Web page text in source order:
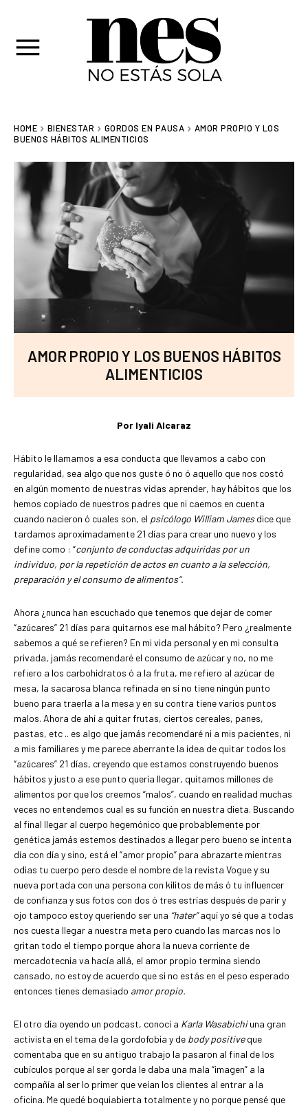
HOME BIENESTAR GORDOS EN PAUSA
AMOR PROPIO Y LOS
BUENOS HÁBITOS ALIMENTICIOS
AMOR PROPIO Y LOS BUENOS HÁBITOS
ALIMENTICIOS
Por Iyali Alcaraz
Hábito le llamamos a esa conducta que llevamos a cabo con
regularidad, sea algo que nos guste ó no ó aquello que nos costó
en algún momento de nuestras vidas aprender, hay hábitos que los
hemos copiado de nuestros padres que ni caemos en cuenta
cuando nacieron ó cuales son, el psicólogo William Jamesdice que
tardamos aproximadamente 21 días para crear uno nuevo y los
define como : “conjunto de conductas adquiridas por un
individuo, por la repetición de actos en cuanto a la selección,
preparación y el consumo de alimentos“.
Ahora ¿nunca han escuchado que tenemos que dejar de comer
“azúcares” 21 días para quitarnos ese mal hábito? Pero ¿realmente
sabemos a qué se refieren? En mi vida personal y en mi consulta
privada, jamás recomendaré el consumo de azúcar y no, no me
refiero a los carbohidratos ó a la fruta, me refiero al azúcar de
mesa, la sacarosa blanca refinada en sí no tiene ningún punto
bueno para traerla a la mesa y en su contra tiene varios puntos
malos. Ahora de ahí a quitar frutas, ciertos cereales, panes,
pastas, etc .. es algo que jamás recomendaré ni a mis pacientes, ni
a mis familiares y me parece aberrante la idea de quitar todos los
“azúcares” 21 días, creyendo que estamos construyendo buenos
hábitos y justo a ese punto quería llegar, quitamos millones de
alimentos por que los creemos “malos”, cuando en realidad muchas
veces no entendemos cual es su función en nuestra dieta. Buscando
al final llegar al cuerpo hegemónico que probablemente por
genética jamás estemos destinados a llegar pero bueno se intenta
día con día y sino, está el “amor propio” para abrazarte mientras
odias tu cuerpo pero desde el nombre de la revista Vogue y su
nueva portada con una persona con kilitos de más ó tu influencer
de confianza y sus fotos con dos ó tres estrías después de parir y
ojo tampoco estoy queriendo ser una “hater”aquí yo sé que a todas
nos cuesta llegar a nuestra meta pero cuando las marcas nos lo
gritan todo el tiempo porque ahora la nueva corriente de
mercadotecnia va hacía allá, el amor propio termina siendo
cansado, no estoy de acuerdo que si no estás en el peso esperado
entonces tienes demasiado amor propio.
El otro día oyendo un podcast, conocí a Karla Wasabichiuna gran
activista en el tema de la gordofobia y de body positiveque
comentaba que en su antiguo trabajo la pasaron al final de los
cubículos porque al ser gorda le daba una mala “imagen” a la
compañía al ser lo primer que veían los clientes al entrar a la
oficina. Me quedé boquiabierta totalmente y no porque pensé que